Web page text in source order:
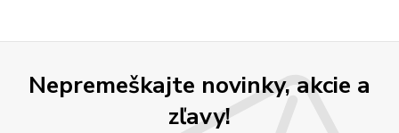
Nepremeškajte novinky, akcie a
zľavy!